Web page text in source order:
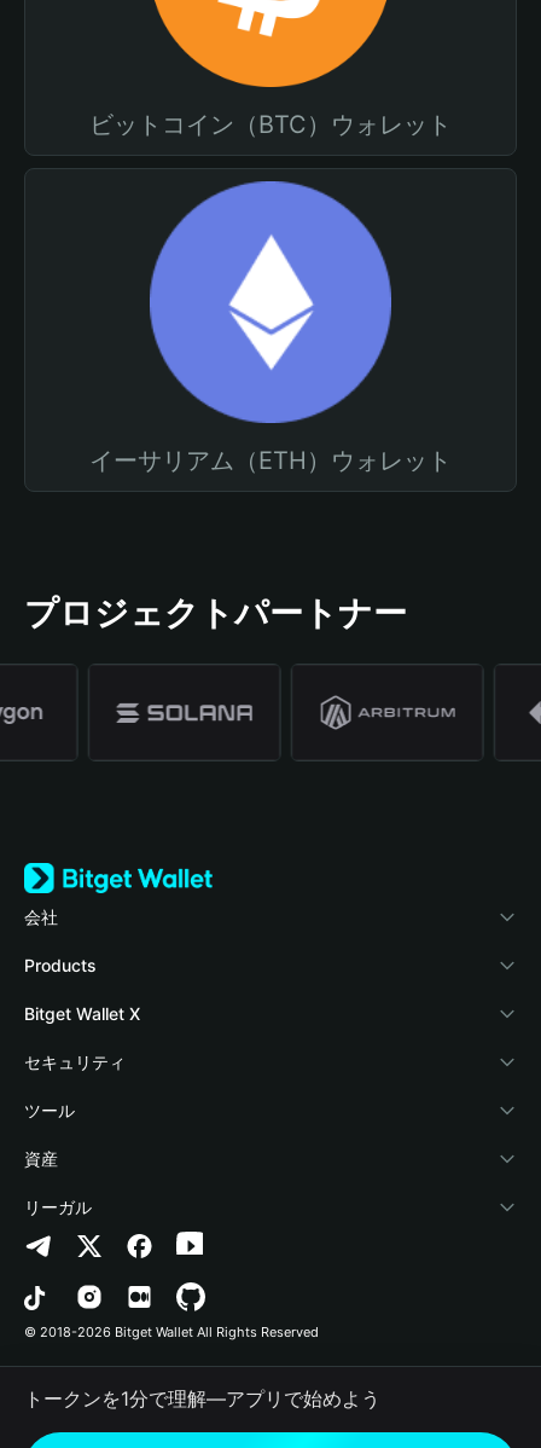
ビットコイン（BTC）ウォレット
イーサリアム（ETH）ウォレット
プロジェクトパートナー
会社
Bitget Walletについて
ブログ
アカデミー
暗号資産ニュース
Help Center
お問い合わせ
ブランドリソース
キャリア
Products
Crypto Card
Stablecoin Earn
Payfi Crypto
Crypto Swap API
Altcoin Season Index
Prediction Markets
DApp
RWA
Bitget Wallet X
デベロッパー
ウォレットを接続
Bitget Wallet Pay
プロジェクトを掲載
セキュリティ
保護基金
セキュリティ技術
ツール
暗号資産を購入
認証検出
コントラクト検出
一括送金
資産
Arbitrum
Avalanche
Bitcoin
Polygon
リーガル
プライバシーポリシー
利用規約
© 2018-2026 Bitget Wallet All Rights Reserved
トークンを1分で理解―アプリで始めよう